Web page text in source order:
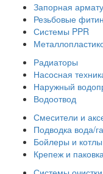
Запорная
Резьбовые
Системы PPR
Радиаторы
Насосная
Наружный
Водоотвод
Смесители и
Подводка вода/
Бойлеры и котлы
Крепеж и